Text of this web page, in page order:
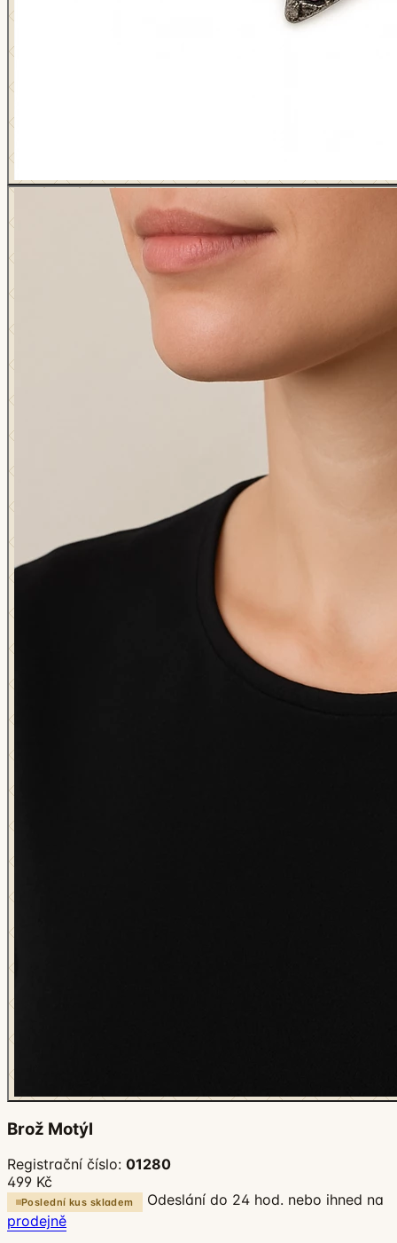
Brož Motýl
Registrační číslo: 01280
499 Kč
Poslední kus skladem
Odeslání do 24 hod. nebo ihned na
prodejně